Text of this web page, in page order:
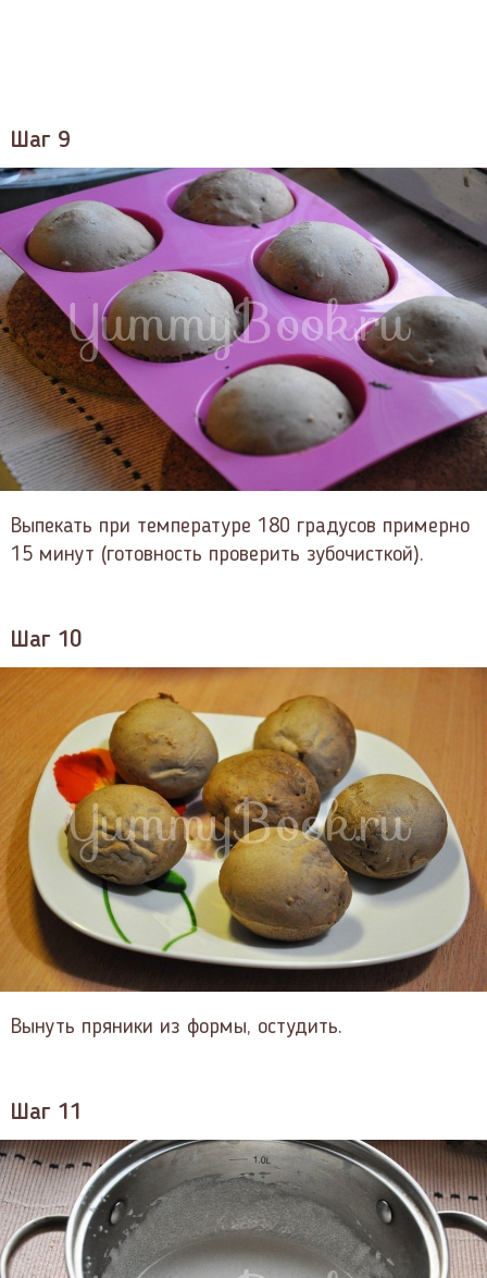
Шаг 9
Выпекать при температуре 180 градусов примерно
15 минут (готовность проверить зубочисткой).
Шаг 10
Вынуть пряники из формы, остудить.
Шаг 11